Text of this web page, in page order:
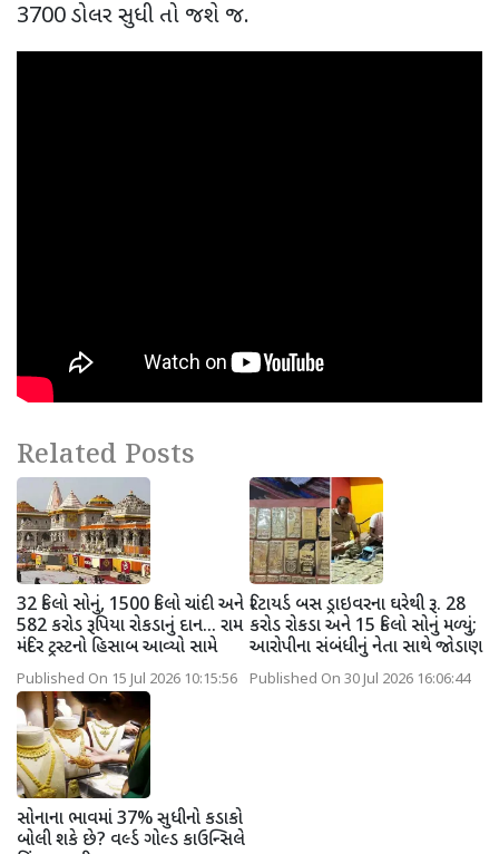
3700 ડોલર સુધી તો જશે જ.
Related Posts
32 કિલો સોનું, 1500 કિલો ચાંદી અને
582 કરોડ રૂપિયા રોકડાનું દાન... રામ
મંદિર ટ્રસ્ટનો હિસાબ આવ્યો સામે
Published On 15 Jul 2026 10:15:56
રિટાયર્ડ બસ ડ્રાઇવરના ઘરેથી રૂ. 28
કરોડ રોકડા અને 15 કિલો સોનું મળ્યું;
આરોપીના સંબંધીનું નેતા સાથે જોડાણ
Published On 30 Jul 2026 16:06:44
સોનાના ભાવમાં 37% સુધીનો કડાકો
બોલી શકે છે? વર્લ્ડ ગોલ્ડ કાઉન્સિલે